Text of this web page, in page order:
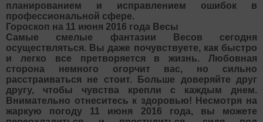
планированием и исправлением ошибок в
профессиональной сфере.
Гороскоп на 11 июня 2016 года Весы
Самые смелые фантазии Весов сегодня
осуществляться. Вы даже почувствуете, как быстро
и легко все претворяется в жизнь. Любовная
сторона немного огорчит вас, но сильно
расстраиваться не стоит. Больше доверяйте друг
другу, чтобы чувства крепли с каждым днем.
Внимательно отнеситесь к здоровью! Несмотря на
жаркую погоду 11 июня 2016 года, вы можете